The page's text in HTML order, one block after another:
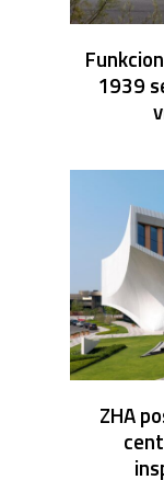
1939
ZHA